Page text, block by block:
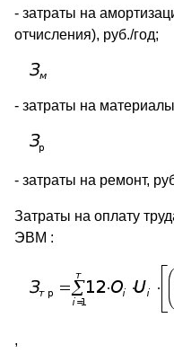
- затраты на
отчисления), руб./год;
- затраты на
- затраты на ремонт,
Затраты на оплату
ЭВМ :
,